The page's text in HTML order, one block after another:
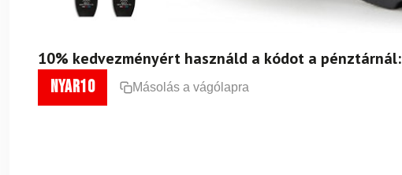
10% kedvezményért használd a kódot a pénztárnál:
nyar10 Másolás a vágólapra